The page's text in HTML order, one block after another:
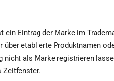
ein Eintrag der Marke im
über etablierte Produktnamen
nicht als Marke registrieren
Zeitfenster.